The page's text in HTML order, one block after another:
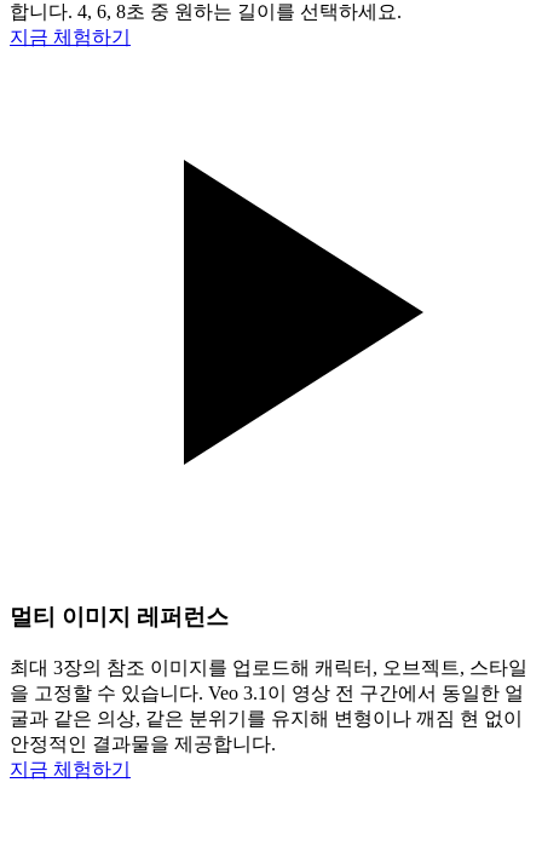
합니다. 4, 6, 8초 중 원하는 길이를 선택하세요.
지금 체험하기
멀티 이미지 레퍼런스
최대 3장의 참조 이미지를 업로드해 캐릭터, 오브젝트, 스타일
을 고정할 수 있습니다. Veo 3.1이 영상 전 구간에서 동일한 얼
굴과 같은 의상, 같은 분위기를 유지해 변형이나 깨짐 현 없이
안정적인 결과물을 제공합니다.
지금 체험하기